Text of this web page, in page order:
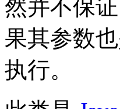
然并不保
果其参数
执行。